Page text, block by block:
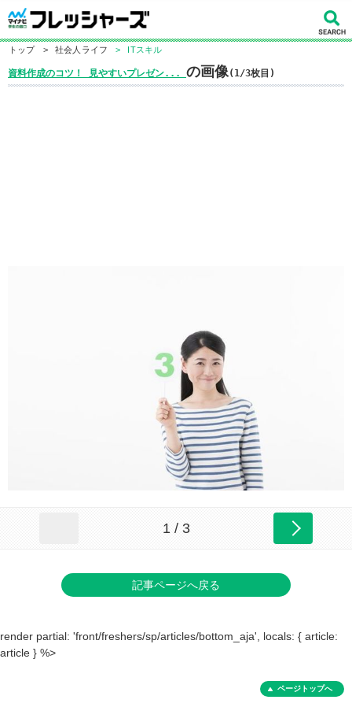
トップ > 社会人ライフ > ITスキル
資料作成のコツ！ 見やすいプレゼン... の画像(1/3枚目)
1 / 3
記事ページへ戻る
render partial: 'front/freshers/sp/articles/bottom_aja', locals: { article:
article } %>
ページトップへ